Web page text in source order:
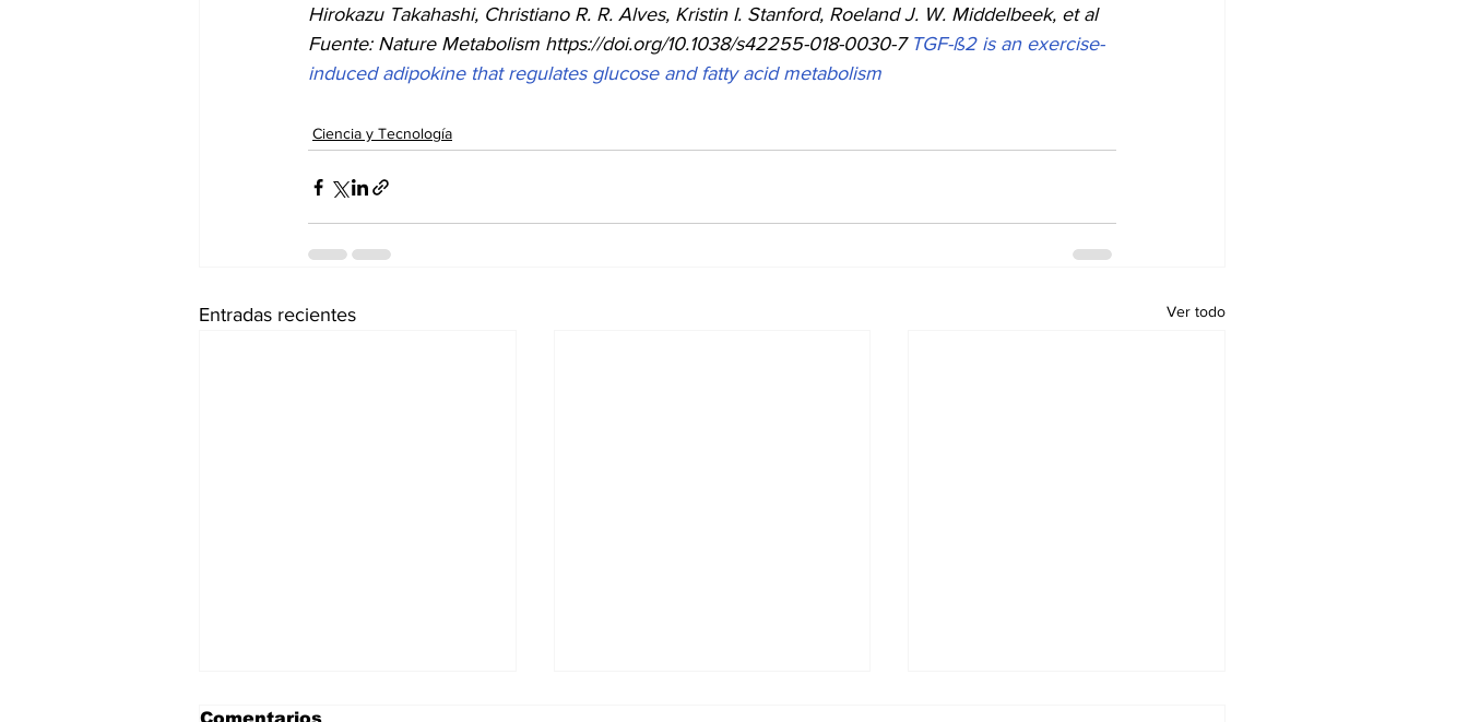
Hirokazu Takahashi, Christiano R. R. Alves, Kristin I. Stanford, Roeland J. W. Middelbeek, et al
Fuente: Nature Metabolism https://doi.org/10.1038/s42255-018-0030-7 TGF-ß2 is an exercise-
induced adipokine that regulates glucose and fatty acid metabolism
Ciencia y Tecnología
Entradas recientes Ver todo